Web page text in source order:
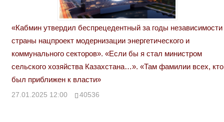
«Кабмин утвердил беспрецедентный за годы независимости
страны нацпроект модернизации энергетического и
коммунального секторов». «Если бы я стал министром
сельского хозяйства Казахстана…». «Там фамилии всех, кто
был приближен к власти»
27.01.2025 12:00 40536